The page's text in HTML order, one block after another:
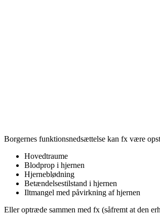
Borgernes funktionsnedsættelse kan fx være
Hovedtraume
Blodprop i hjernen
Hjerneblødning
Betændelsestilstand i hjernen
Iltmangel med påvirkning af hjernen
Eller optræde sammen med fx (såfremt at den